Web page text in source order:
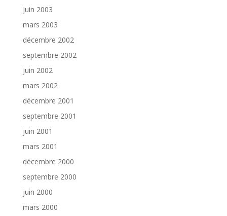
juin 2003
mars 2003
décembre 2002
septembre 2002
juin 2002
mars 2002
décembre 2001
septembre 2001
juin 2001
mars 2001
décembre 2000
septembre 2000
juin 2000
mars 2000